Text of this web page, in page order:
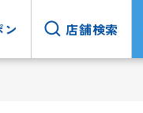
ン 店舗検索
ン 店舗検索